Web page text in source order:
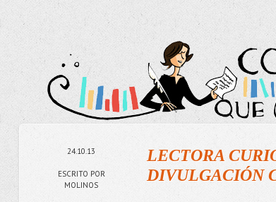
24.10.13
ESCRITO POR
MOLINOS
LECTORA
DIVULGACIÓN